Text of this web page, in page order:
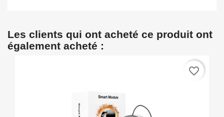
Les clients qui ont acheté ce produit ont
également acheté :
favorite_border